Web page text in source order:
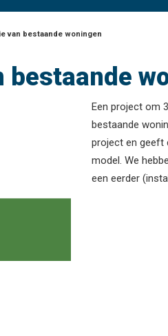
van bestaande woningen
bestaande
Een project om
bestaande
project en geeft
model. We
een eerder